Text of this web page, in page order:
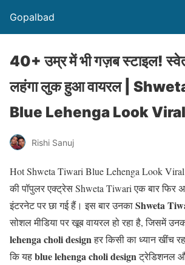
Gopalbad
40+ उम्र में भी गज़ब स्टाइल! स्वेता
लहंगा लुक हुआ वायरल |
Blue Lehenga Look Viral
Rishi Sanuj
Hot Shweta Tiwari Blue Lehenga Look
की पॉपुलर एक्ट्रेस Shweta Tiwari एक बार फिर
इंटरनेट पर छा गई हैं। इस बार उनकाShweta
सोशल मीडिया पर खूब वायरल हो रहा है, जिसमें
lehenga choli designहर किसी का ध्यान खींच
कि यहblue lehenga choli designट्रेडिशनल